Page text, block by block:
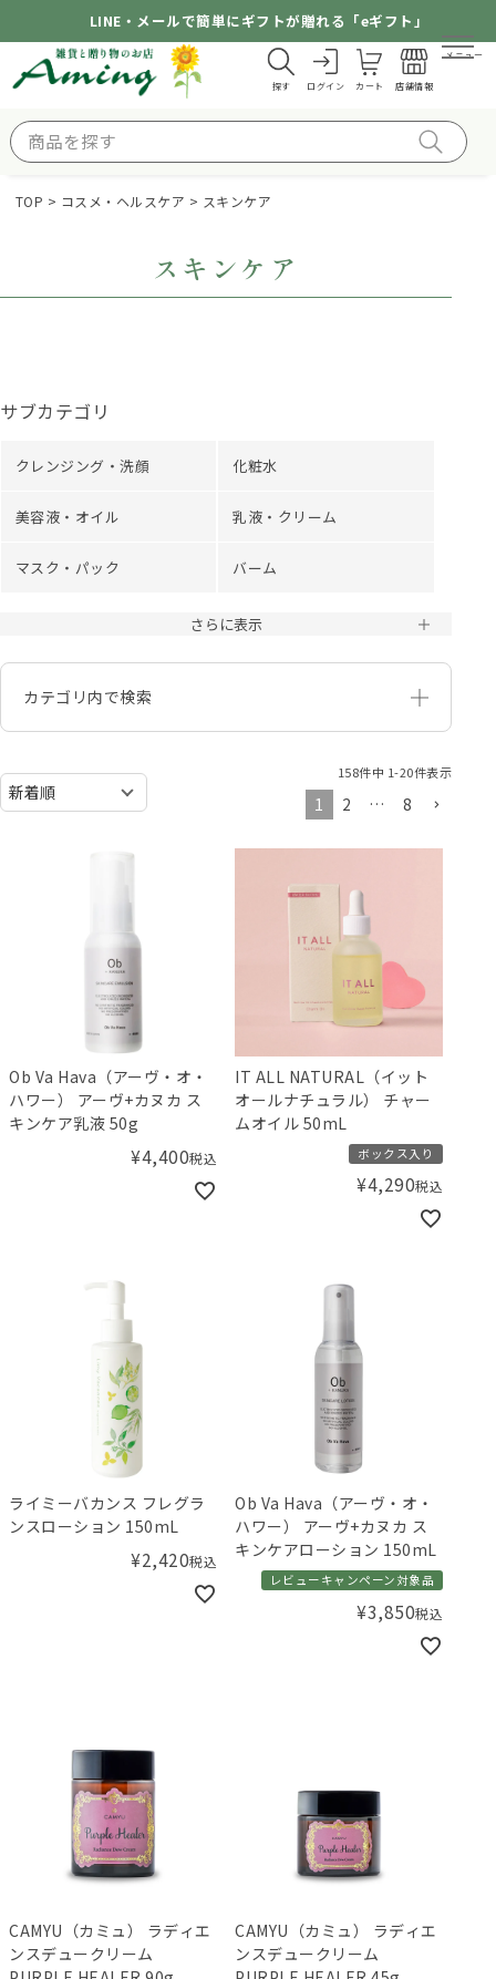
LINE・メールで簡単にギフトが贈れる「eギフト」
探す ログイン カート 店舗情報
メニュー
TOP コスメ・ヘルスケア スキンケア
スキンケア
サブカテゴリ
クレンジング・洗顔 化粧水
美容液・オイル 乳液・クリーム
マスク・パック バーム
さらに表示
カテゴリ内で検索
158件中 1-20件表示
1 2 … 8
Ob Va Hava（アーヴ・オ・
ハワー） アーヴ+カヌカ ス
キンケア乳液 50g
¥4,400税込
IT ALL NATURAL（イット
オールナチュラル） チャー
ムオイル 50mL
ボックス入り
¥4,290税込
ライミーバカンス フレグラ
ンスローション 150mL
¥2,420税込
Ob Va Hava（アーヴ・オ・
ハワー） アーヴ+カヌカ ス
キンケアローション 150mL
レビューキャンペーン対象品
¥3,850税込
CAMYU（カミュ） ラディエ
ンスデュークリーム
CAMYU（カミュ） ラディエ
ンスデュークリーム